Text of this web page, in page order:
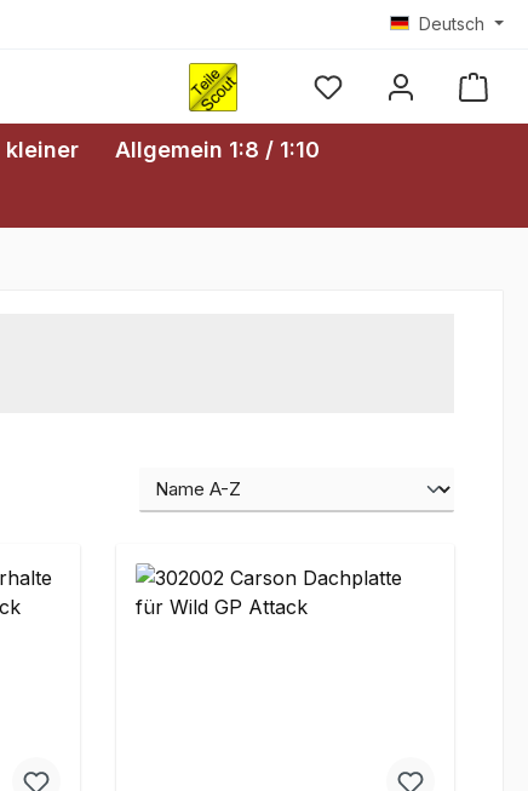
Deutsch
kleiner Allgemein 1:8 / 1:10